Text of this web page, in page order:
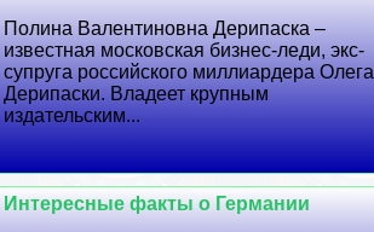
Полина Валентиновна Дерипаска –
известная московская бизнес-леди, экс-
супруга российского миллиардера Олега
Дерипаски. Владеет крупным
издательским...
Интересные факты о Германии